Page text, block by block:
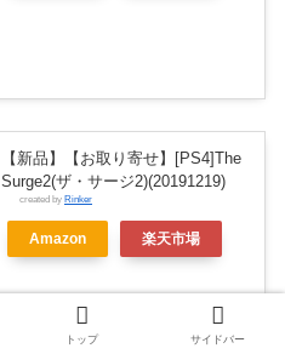
【新品】【お取り寄せ】[PS4]The
Surge2(ザ・サージ2)(20191219)
created by Rinker
Amazon 楽天市場
トップ サイドバー